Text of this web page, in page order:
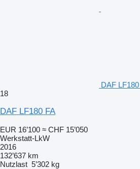
DAF
18
DAF LF180 FA
EUR 16’100 ≈ CHF 15’050
Werkstatt-LkW
2016
132’637 km
Nutzlast 5’302 kg